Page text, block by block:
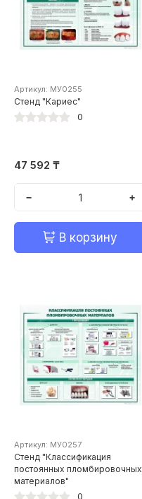
Артикул: МУ0255
Стенд "Кариес"
0
47 592 ₸
− +
В корзину
Артикул: МУ0257
Стенд "Классификация
постоянных пломбировочных
материалов"
0